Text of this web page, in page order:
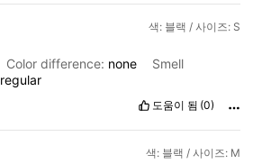
색: 블랙 / 사이즈: S
Color difference: none
Smell
regular
도움이 됨 (0)
색: 블랙 / 사이즈: M